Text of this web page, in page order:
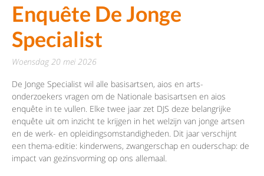
Enquête De Jonge
Specialist
woensdag 20 mei 2026
De Jonge Specialist wil alle basisartsen, aios en arts-
onderzoekers vragen om de Nationale basisartsen en aios
enquête in te vullen. Elke twee jaar zet DJS deze belangrijke
enquête uit om inzicht te krijgen in het welzijn van jonge artsen
en de werk- en opleidingsomstandigheden. Dit jaar verschijnt
een thema-editie: kinderwens, zwangerschap en ouderschap: de
impact van gezinsvorming op ons allemaal.